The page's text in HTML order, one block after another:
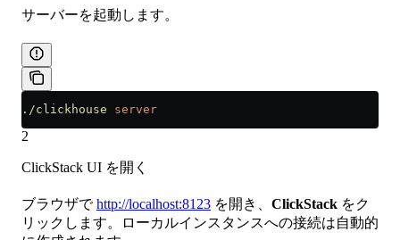
サーバーを起動します。
./clickhouse server
2
ClickStack UI を開く
ブラウザでhttp://localhost:8123 を開き、 ClickStack をク
リックします。ローカルインスタンスへの接続は自動的